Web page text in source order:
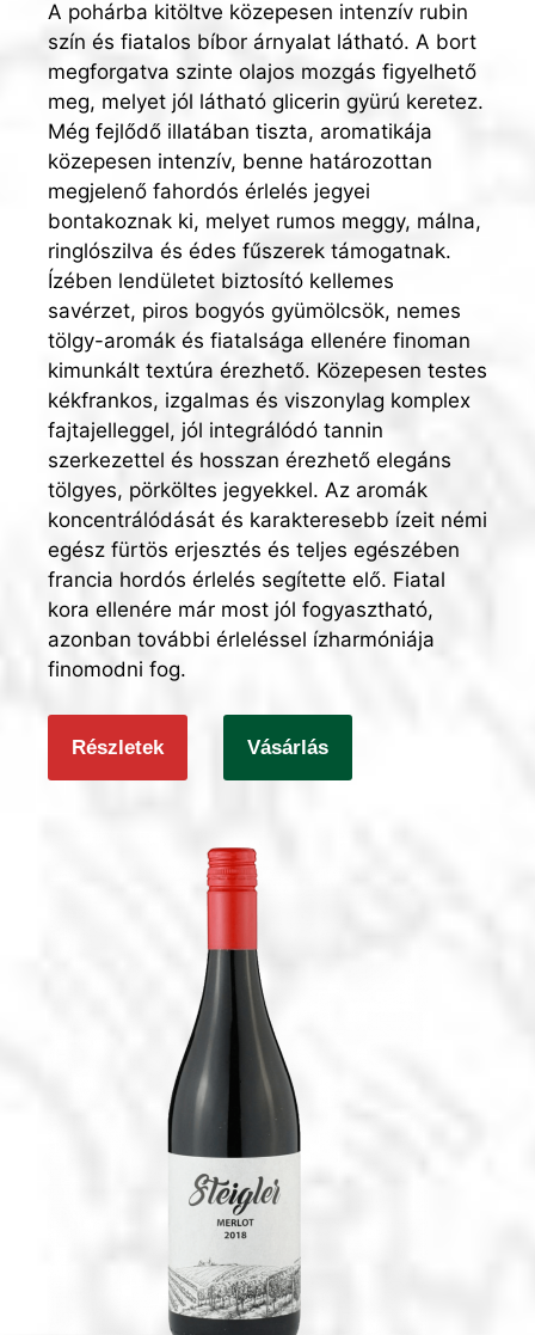
A pohárba kitöltve közepesen intenzív rubin
szín és fiatalos bíbor árnyalat látható. A bort
megforgatva szinte olajos mozgás figyelhető
meg, melyet jól látható glicerin gyürú keretez.
Még fejlődő illatában tiszta, aromatikája
közepesen intenzív, benne határozottan
megjelenő fahordós érlelés jegyei
bontakoznak ki, melyet rumos meggy, málna,
ringlószilva és édes fűszerek támogatnak.
Ízében lendületet biztosító kellemes
savérzet, piros bogyós gyümölcsök, nemes
tölgy-aromák és fiatalsága ellenére finoman
kimunkált textúra érezhető. Közepesen testes
kékfrankos, izgalmas és viszonylag komplex
fajtajelleggel, jól integrálódó tannin
szerkezettel és hosszan érezhető elegáns
tölgyes, pörköltes jegyekkel. Az aromák
koncentrálódását és karakteresebb ízeit némi
egész fürtös erjesztés és teljes egészében
francia hordós érlelés segítette elő. Fiatal
kora ellenére már most jól fogyasztható,
azonban további érleléssel ízharmóniája
finomodni fog.
Részletek Vásárlás